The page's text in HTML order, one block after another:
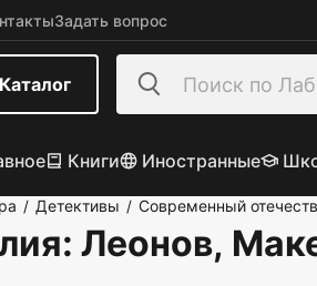
Задать вопрос
Каталог
Книги Иностранные
/ Детективы / Современный
: Леонов,